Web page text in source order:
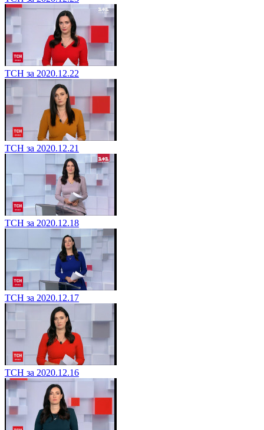
ТСН за 2020.12.22
ТСН за 2020.12.21
ТСН за 2020.12.18
ТСН за 2020.12.17
ТСН за 2020.12.16